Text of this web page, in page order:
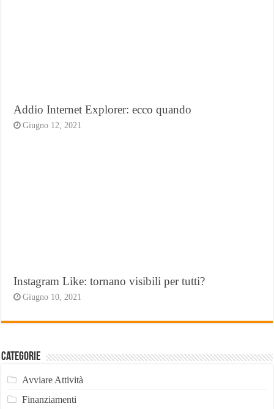
Addio Internet Explorer: ecco quando
Giugno 12, 2021
Instagram Like: tornano visibili per tutti?
Giugno 10, 2021
Categorie
Avviare Attività
Finanziamenti